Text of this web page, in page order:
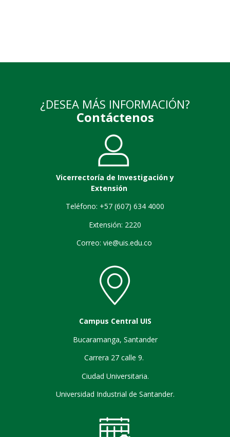
¿DESEA MÁS INFORMACIÓN?
Contáctenos
Vicerrectoría de Investigación y
Extensión
Teléfono: +57 (607) 634 4000
Extensión: 2220
Correo: vie@uis.edu.co
Campus Central UIS
Bucaramanga, Santander
Carrera 27 calle 9.
Ciudad Universitaria.
Universidad Industrial de Santander.